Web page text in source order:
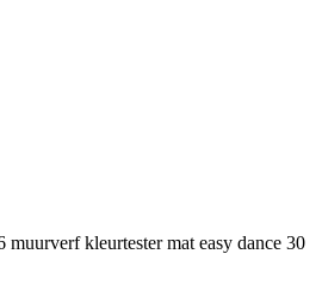
muurverf kleurtester mat easy dance 30